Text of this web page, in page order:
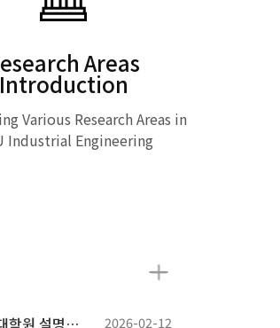
Areas
Introduction
Various Research Areas in
Industrial Engineering
2026년도 1학기 서울대학교 산업공학과 BK21 대학원 설명회(연구성과 포스터 전시회 · 대학원생 간담회) 개최 및 사전 신청 안내 2026-02-12